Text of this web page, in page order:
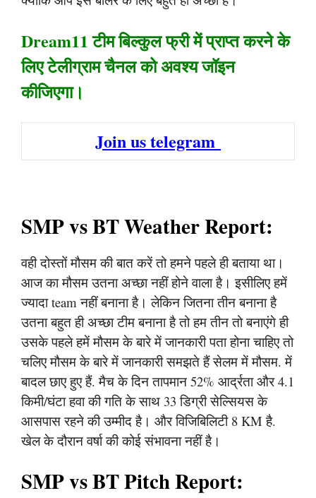
Dream11 टीम बिल्कुल फ्री में प्राप्त करने के
लिए टेलीग्राम चैनल को अवश्य जॉइन
कीजिएगा।
Join us telegram
SMP vs BT Weather Report:
वही दोस्तों मौसम की बात करें तो हमने पहले ही बताया था।
आज का मौसम उतना अच्छा नहीं होने वाला है। इसीलिए हमें
ज्यादा team नहीं बनाना है। लेकिन जितना तीन बनाना है
उतना बहुत ही अच्छा टीम बनाना है तो हम तीन तो बनाएंगे ही
उसके पहले हमें मौसम के बारे में जानकारी पता होना चाहिए तो
चलिए मौसम के बारे में जानकारी समझते हैं सेलम में मौसम. में
बादल छाए हुए हैं. मैच के दिन तापमान 52% आर्द्रता और 4.1
किमी/घंटा हवा की गति के साथ 33 डिग्री सेल्सियस के
आसपास रहने की उम्मीद है। और विजिबिलिटी 8 KM है.
खेल के दौरान वर्षा की कोई संभावना नहीं है।
SMP vs BT Pitch Report: